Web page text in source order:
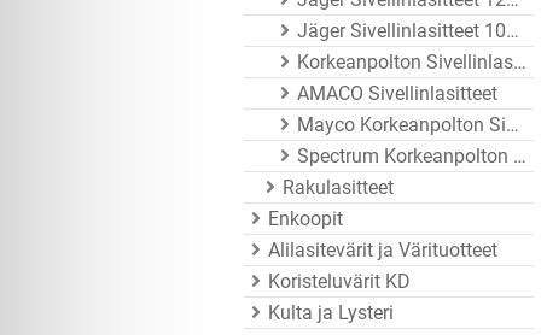
Jäger Sivellinlasitteet 1020 - 1080°C
Korkeanpolton Sivellinlasitteet
AMACO Sivellinlasitteet
Mayco Korkeanpolton Sivellinlasitteet
Spectrum Korkeanpolton Sivellinlasitteet
Rakulasitteet
Enkoopit
Alilasitevärit ja Värituotteet
Koristeluvärit KD
Kulta ja Lysteri